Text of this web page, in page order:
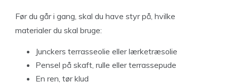
Før du går i gang, skal du have styr på, hvilke
materialer du skal bruge:
Junckers terrasseolie eller lærketræsolie
Pensel på skaft, rulle eller terrassepude
En ren, tør klud